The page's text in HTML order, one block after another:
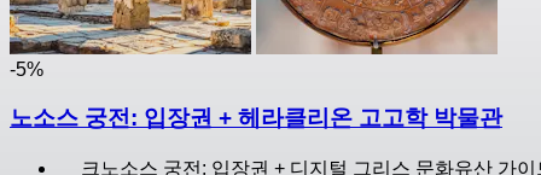
-5%
노소스 궁전: 입장권 + 헤라클리온 고고학 박물관
크노소스 궁전: 입장권 + 디지털 그리스 문화유산 가이